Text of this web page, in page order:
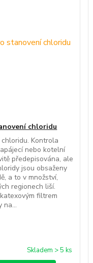
chloridu
Kontrola
nebo kotelní
předepisována, ale
jsou obsaženy
a to v množství,
regionech liší.
filtrem
na...
Skladem > 5 ks